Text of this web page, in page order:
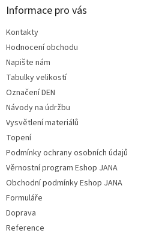
Informace pro vás
Kontakty
Hodnocení obchodu
Napište nám
Tabulky velikostí
Označení DEN
Návody na údržbu
Vysvětlení materiálů
Topení
Podmínky ochrany osobních údajů
Věrnostní program Eshop JANA
Obchodní podmínky Eshop JANA
Formuláře
Doprava
Reference